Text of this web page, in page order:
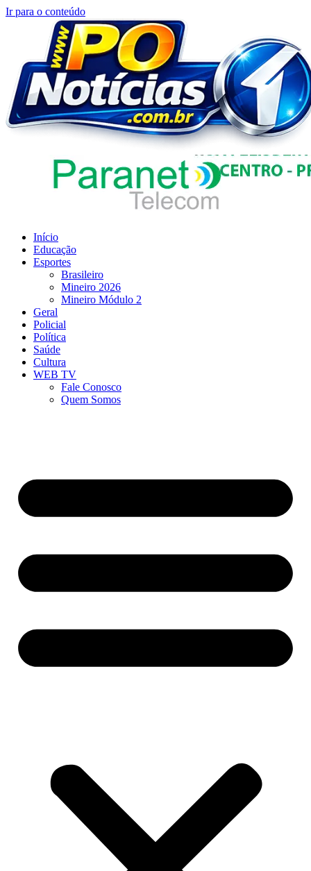
Ir para o conteúdo
Início
Educação
Esportes
Brasileiro
Mineiro 2026
Mineiro Módulo 2
Geral
Policial
Política
Saúde
Cultura
WEB TV
Fale Conosco
Quem Somos